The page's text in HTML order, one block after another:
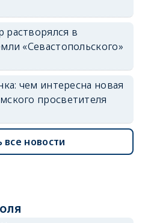
растворялся в
«Севастопольского»
чем интересна новая
просветителя
все новости